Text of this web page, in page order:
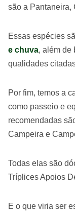
são a Pantaneira,
Essas espécies
e chuva, além de
qualidades
Por fim, temos a
como passeio e
recomendadas
Campeira e
Todas elas são
Tríplices Apoios
E o que viria ser